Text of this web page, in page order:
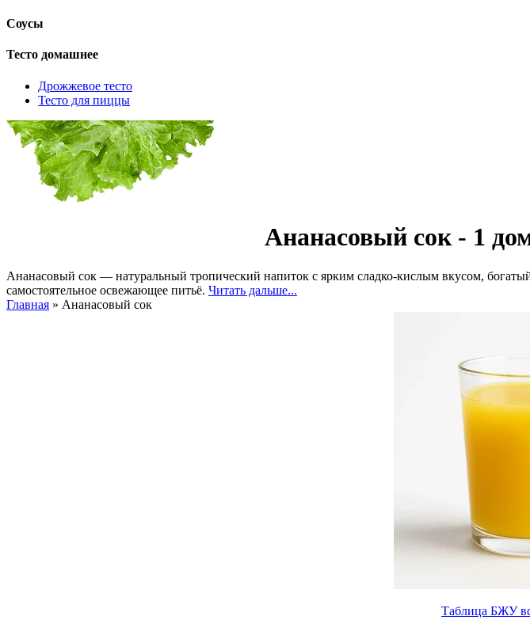
Соусы
Тесто домашнее
Дрожжевое тесто
Тесто для пиццы
Ананасовый сок - 1
Ананасовый сок — натуральный тропический напиток с ярким сладко-кислым вкусом,
самостоятельное освежающее питьё. Читать дальше...
Главная » Ананасовый сок
Таблица БЖУ